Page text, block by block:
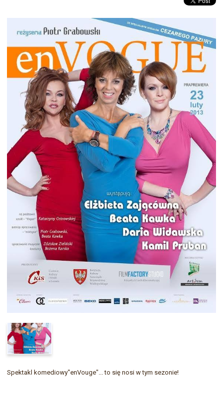
Spektakl komediowy"enVouge"... to się nosi w tym sezonie!